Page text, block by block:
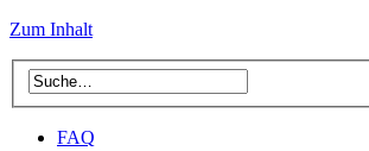
Zum Inhalt
FAQ